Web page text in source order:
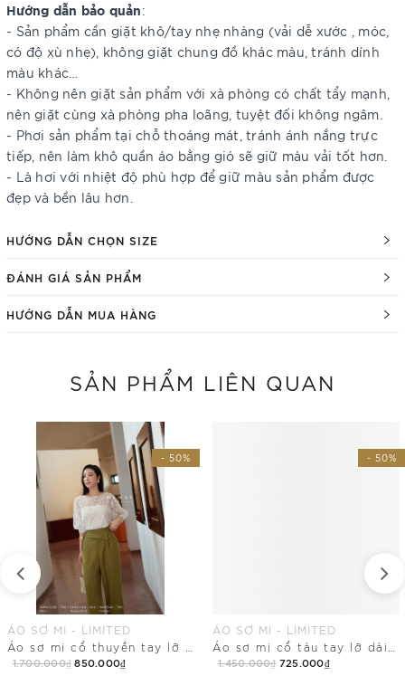
Hướng dẫn bảo quản:
- Sản phẩm cần giặt khô/tay nhẹ nhàng (vải dễ xước , móc,
có độ xù nhẹ), không giặt chung đồ khác màu, tránh dính
màu khác…
- Không nên giặt sản phẩm với xà phòng có chất tẩy mạnh,
nên giặt cùng xà phòng pha loãng, tuyệt đối không ngâm.
- Phơi sản phẩm tại chỗ thoáng mát, tránh ánh nắng trực
tiếp, nên làm khô quần áo bằng gió sẽ giữ màu vải tốt hơn.
- Là hơi với nhiệt độ phù hợp để giữ màu sản phẩm được
đẹp và bền lâu hơn.
HƯỚNG DẪN CHỌN SIZE
ĐÁNH GIÁ SẢN PHẨM
HƯỚNG DẪN MUA HÀNG
SẢN PHẨM LIÊN QUAN
- 50%
ÁO SƠ MI - LIMITED
1.700.000₫ 850.000₫
- 50%
ÁO SƠ MI - LIMITED
1.450.000₫ 725.000₫